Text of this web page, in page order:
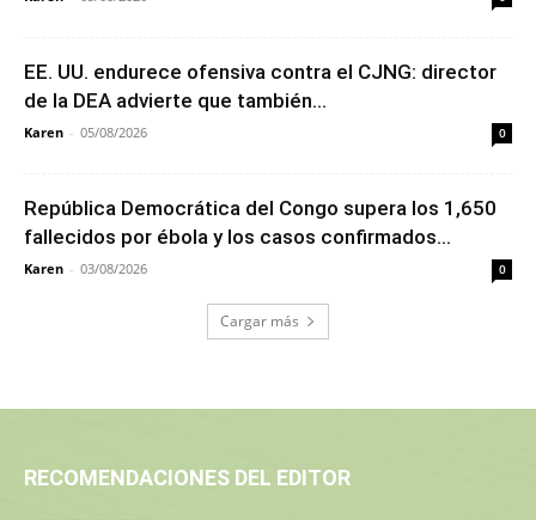
EE. UU. endurece ofensiva contra el CJNG: director
de la DEA advierte que también...
Karen - 05/08/2026 0
República Democrática del Congo supera los 1,650
fallecidos por ébola y los casos confirmados...
Karen - 03/08/2026 0
Cargar más
RECOMENDACIONES DEL EDITOR